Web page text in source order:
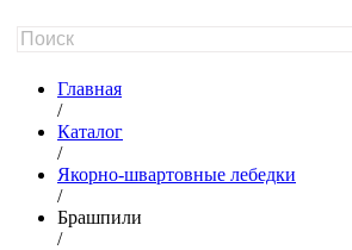
Главная
/
Каталог
/
Якорно-швартовные лебедки
/
Брашпили
/